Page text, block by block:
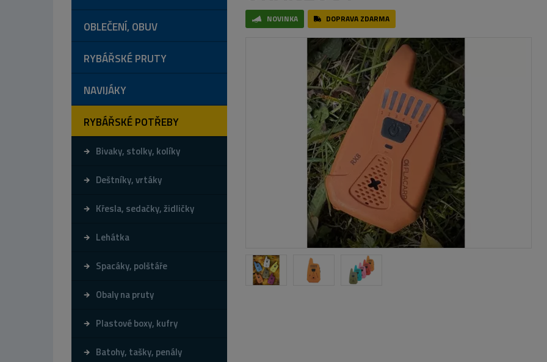
OBLEČENÍ, OBUV
RYBÁŘSKÉ PRUTY
NAVIJÁKY
RYBÁŘSKÉ POTŘEBY
Bivaky, stolky, kolíky
Deštníky, vrtáky
Křesla, sedačky, židličky
Lehátka
Spacáky, polštáře
Obaly na pruty
Plastové boxy, kufry
Batohy, tašky, penály
NOVINKA DOPRAVA ZDARMA